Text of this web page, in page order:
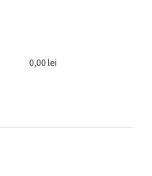
0,00 lei